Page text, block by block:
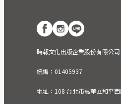
時報文化出版企業股份有限公司
統編：01405937
地址：108 台北市萬華區和平